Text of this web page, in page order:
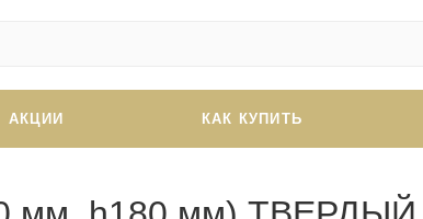
АКЦИИ КАК КУПИТЬ